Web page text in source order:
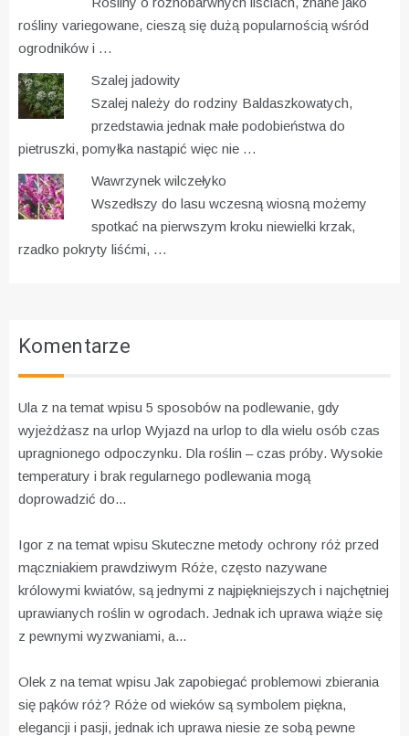
rośliny variegowane, cieszą się dużą popularnością wśród
ogrodników i …
Szalej jadowity
Szalej należy do rodziny Baldaszkowatych,
przedstawia jednak małe podobieństwa do
pietruszki, pomyłka nastąpić więc nie …
Wawrzynek wilczełyko
Wszedłszy do lasu wczesną wiosną możemy
spotkać na pierwszym kroku niewielki krzak,
rzadko pokryty liśćmi, …
Komentarze
Ula z na temat wpisu 5 sposobów na podlewanie, gdy
wyjeżdżasz na urlop Wyjazd na urlop to dla wielu osób czas
upragnionego odpoczynku. Dla roślin – czas próby. Wysokie
temperatury i brak regularnego podlewania mogą
doprowadzić do...
Igor z na temat wpisu Skuteczne metody ochrony róż przed
mączniakiem prawdziwym Róże, często nazywane
królowymi kwiatów, są jednymi z najpiękniejszych i najchętniej
uprawianych roślin w ogrodach. Jednak ich uprawa wiąże się
z pewnymi wyzwaniami, a...
Olek z na temat wpisu Jak zapobiegać problemowi zbierania
się pąków róż? Róże od wieków są symbolem piękna,
elegancji i pasji, jednak ich uprawa niesie ze sobą pewne